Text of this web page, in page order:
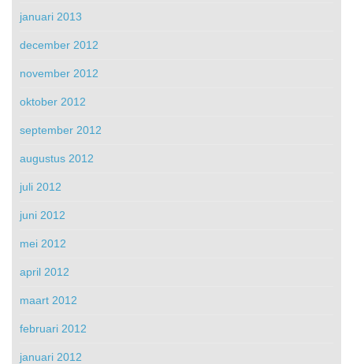
januari 2013
december 2012
november 2012
oktober 2012
september 2012
augustus 2012
juli 2012
juni 2012
mei 2012
april 2012
maart 2012
februari 2012
januari 2012